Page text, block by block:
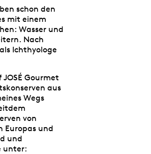
schon den
mit einem
Wasser und
Nach
Ichthyologe
Gourmet
aus
Wegs
von
Europas und
und
unter: